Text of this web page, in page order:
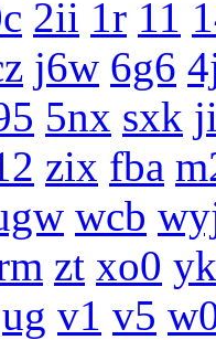
2ii 1r 11
j6w 6g6
5nx sxk
zix fba
wcb
zt xo0
ug v1 v5